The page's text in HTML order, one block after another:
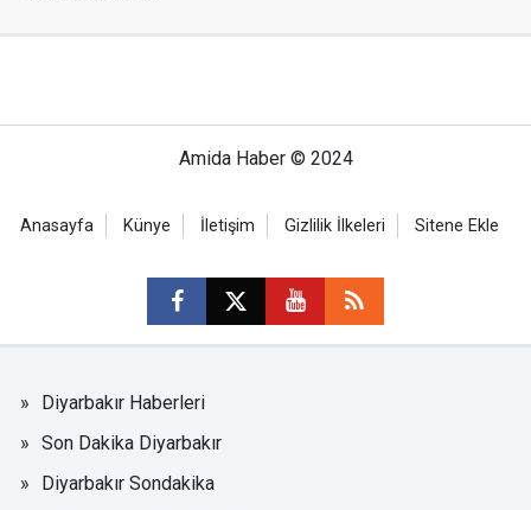
Amida Haber © 2024
Anasayfa Künye İletişim Gizlilik İlkeleri Sitene Ekle
Diyarbakır Haberleri
Son Dakika Diyarbakır
Diyarbakır Sondakika